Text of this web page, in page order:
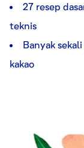
27 resep
teknis
Banyak
kakao